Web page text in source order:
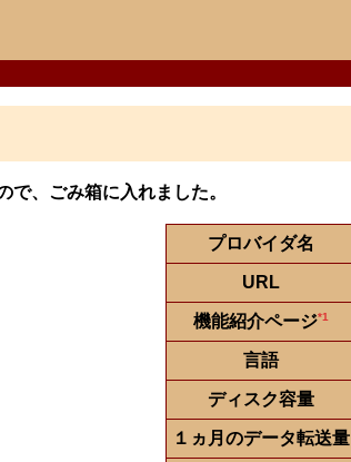
で、ごみ箱に入れました。
プロバイダ名
URL
機能紹介ページ*1
言語
ディスク容量
１ヵ月のデータ転送量